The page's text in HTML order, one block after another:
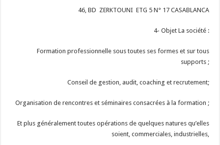
46, BD ZERKTOUNI ETG 5 N° 17 CASABLANCA
4- Objet La société :
Formation professionnelle sous toutes ses formes et sur tous
supports ;
Conseil de gestion, audit, coaching et recrutement;
Organisation de rencontres et séminaires consacrées à la formation ;
Et plus généralement toutes opérations de quelques natures qu’elles
soient, commerciales, industrielles,